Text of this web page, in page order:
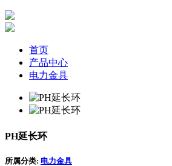
首页
产品中心
电力金具
PH延长环
所属分类: 电力金具